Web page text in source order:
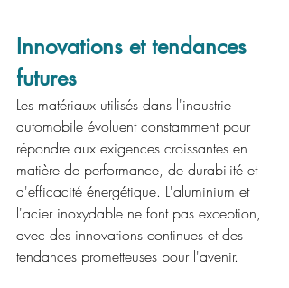
Innovations et tendances
futures
Les matériaux utilisés dans l'industrie
automobile évoluent constamment pour
répondre aux exigences croissantes en
matière de performance, de durabilité et
d'efficacité énergétique. L'aluminium et
l'acier inoxydable ne font pas exception,
avec des innovations continues et des
tendances prometteuses pour l'avenir.